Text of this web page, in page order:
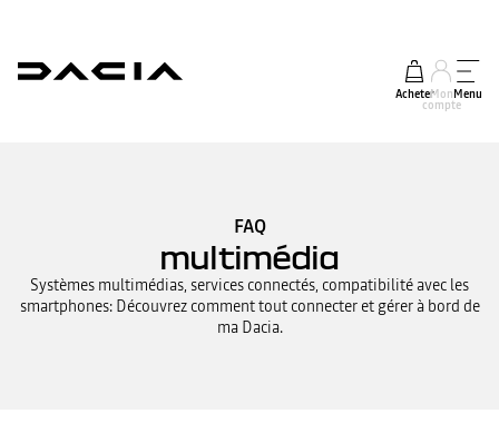
AcheterMon
compte
Menu
FAQ
multimédia
Systèmes multimédias, services connectés, compatibilité avec les
smartphones: Découvrez comment tout connecter et gérer à bord de
ma Dacia.